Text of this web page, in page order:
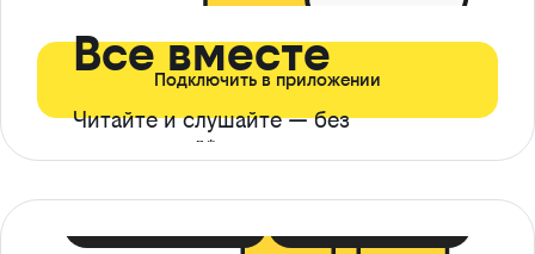
Все вместе
Читайте и слушайте — без
ограничений*
Подключить в приложении